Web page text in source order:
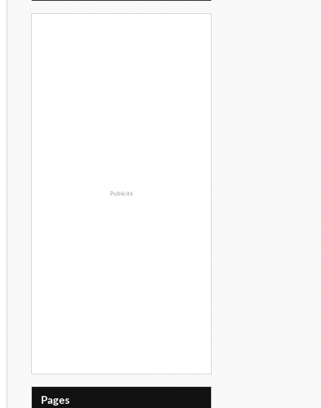
Publicité
Pages